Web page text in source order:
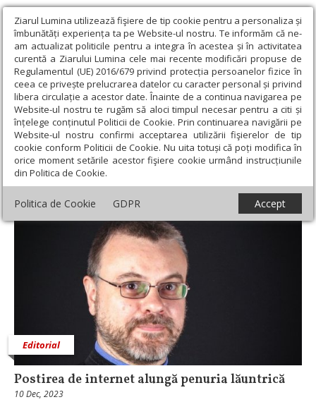
Ziarul Lumina utilizează fişiere de tip cookie pentru a personaliza și
îmbunătăți experiența ta pe Website-ul nostru. Te informăm că ne-
am actualizat politicile pentru a integra în acestea și în activitatea
curentă a Ziarului Lumina cele mai recente modificări propuse de
Regulamentul (UE) 2016/679 privind protecția persoanelor fizice în
ceea ce privește prelucrarea datelor cu caracter personal și privind
libera circulație a acestor date. Înainte de a continua navigarea pe
Website-ul nostru te rugăm să aloci timpul necesar pentru a citi și
înțelege conținutul Politicii de Cookie. Prin continuarea navigării pe
Website-ul nostru confirmi acceptarea utilizării fişierelor de tip
cookie conform Politicii de Cookie. Nu uita totuși că poți modifica în
orice moment setările acestor fişiere cookie urmând instrucțiunile
din Politica de Cookie.
Politica de Cookie GDPR Accept
Ziarul Lumina › Lumina de Duminică, Nr. 49 (931), Anul XIX 10-12-
2023
Lumina de Duminică, Nr. 49 (931),
Anul XIX 10-12-2023
Editorial
Postirea de internet alungă penuria lăuntrică
10 Dec, 2023